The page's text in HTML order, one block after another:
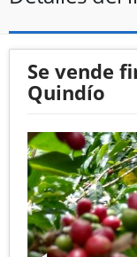
Se vende
Quindío